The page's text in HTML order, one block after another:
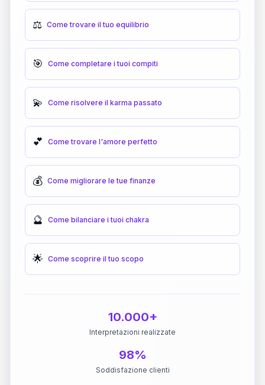
⚖️ Come trovare il tuo equilibrio
🎯 Come completare i tuoi compiti
💫 Come risolvere il karma passato
💕 Come trovare l'amore perfetto
💰 Come migliorare le tue finanze
🔮 Come bilanciare i tuoi chakra
🌟 Come scoprire il tuo scopo
10.000+
Interpretazioni realizzate
98%
Soddisfazione clienti